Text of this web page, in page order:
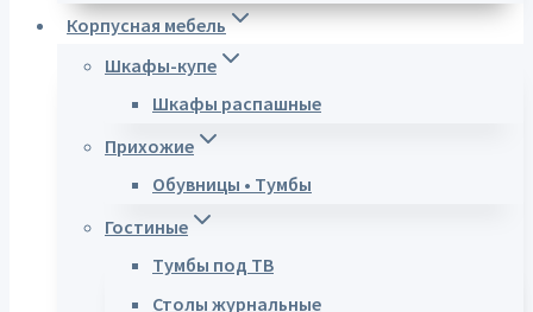
Корпусная мебель
Шкафы-купе
Шкафы распашные
Прихожие
Обувницы • Тумбы
Гостиные
Тумбы под ТВ
Столы журнальные